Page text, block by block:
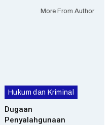
More From Author
Hukum dan Kriminal
Dugaan
Penyalahgunaan